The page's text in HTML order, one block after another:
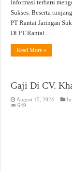
informasi terbaru
Sukses. Beserta
PT Rantai Jaringan
Di PT Rantai …
Read More »
Gaji Di CV.
August 15, 2024
649